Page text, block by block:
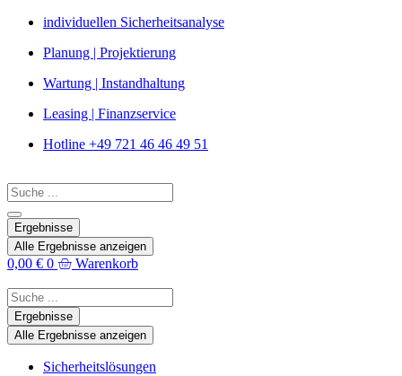
Zum
springen
individuellen Sicherheitsanalyse
Planung | Projektierung
Wartung | Instandhaltung
Leasing | Finanzservice
Hotline +49 721 46 46 49 51
Search
...
Ergebnisse
Alle Ergebnisse anzeigen
0,00 € 0 Warenkorb
Search
...Ergebnisse
Alle Ergebnisse anzeigen
Sicherheitslösungen